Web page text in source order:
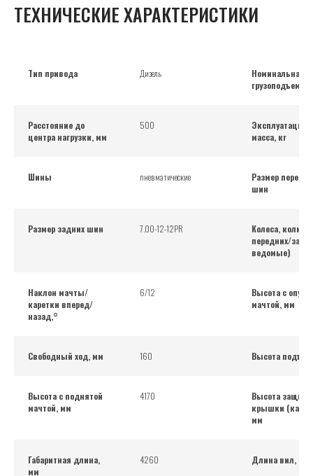
ТЕХНИЧЕСКИЕ ХАРАКТЕРИСТИКИ
Тип привода Дизель
Номинальная
Расстояние до
центра нагрузки, мм
500
масса, кг
Шины пневматические
Размер
шин
Размер задних шин 7.00-12-12PR
Колеса,
передних/
ведомые)
Наклон мачты/
каретки вперед/
назад,°
6/12
Высота с
мачтой, мм
Свободный ход, мм 160 Высота
Высота с поднятой
мачтой, мм
4170
Высота
крышки
мм
Габаритная длина,
мм
4260 Длина вил, мм